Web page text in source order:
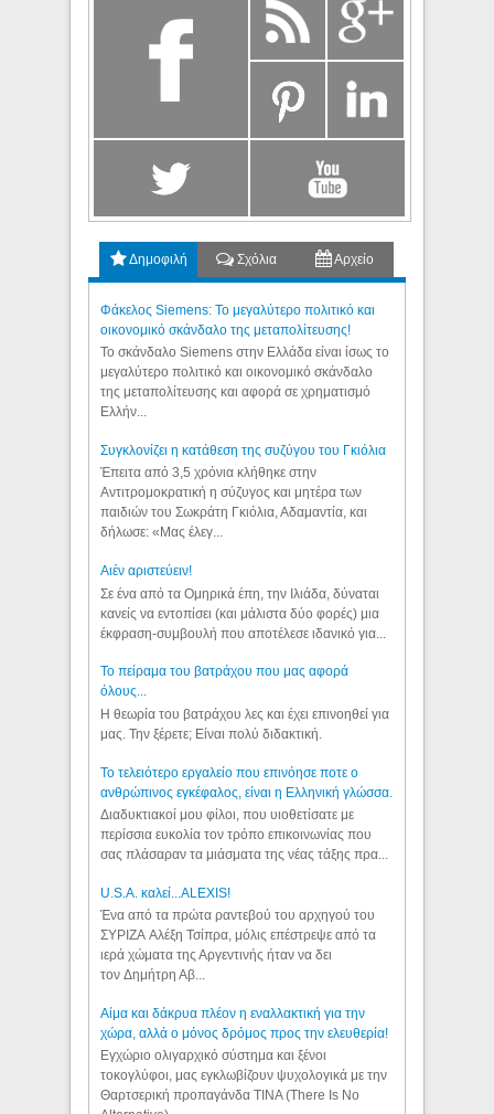
Δημοφιλή Σχόλια Αρχείο
Φάκελος Siemens: Το μεγαλύτερο πολιτικό και
οικονομικό σκάνδαλο της μεταπολίτευσης!
Το σκάνδαλο Siemens στην Ελλάδα είναι ίσως το
μεγαλύτερο πολιτικό και οικονομικό σκάνδαλο
της μεταπολίτευσης και αφορά σε χρηματισμό
Ελλήν...
Συγκλονίζει η κατάθεση της συζύγου του Γκιόλια
Έπειτα από 3,5 χρόνια κλήθηκε στην
Αντιτρομοκρατική η σύζυγος και μητέρα των
παιδιών του Σωκράτη Γκιόλια, Αδαμαντία, και
δήλωσε: «Μας έλεγ...
Aιέν αριστεύειν!
Σε ένα από τα Ομηρικά έπη, την Ιλιάδα, δύναται
κανείς να εντοπίσει (και μάλιστα δύο φορές) μια
έκφραση-συμβουλή που αποτέλεσε ιδανικό για...
Το πείραμα του βατράχου που μας αφορά
όλους...
Η θεωρία του βατράχου λες και έχει επινοηθεί για
μας. Την ξέρετε; Είναι πολύ διδακτική.
Το τελειότερο εργαλείο που επινόησε ποτε ο
ανθρώπινος εγκέφαλος, είναι η Ελληνική γλώσσα.
Διαδυκτιακοί μου φίλοι, που υιοθετίσατε με
περίσσια ευκολία τον τρόπο επικοινωνίας που
σας πλάσαραν τα μιάσματα της νέας τάξης πρα...
U.S.A. καλεί...ALEXIS!
Ένα από τα πρώτα ραντεβού του αρχηγού του
ΣΥΡΙΖΑ Αλέξη Τσίπρα, μόλις επέστρεψε από τα
ιερά χώματα της Αργεντινής ήταν να δει
τον Δημήτρη Αβ...
Αίμα και δάκρυα πλέον η εναλλακτική για την
χώρα, αλλά ο μόνος δρόμος προς την ελευθερία!
Εγχώριο ολιγαρχικό σύστημα και ξένοι
τοκογλύφοι, μας εγκλωβίζουν ψυχολογικά με την
Θαρτσερική προπαγάνδα TINA (There Is No